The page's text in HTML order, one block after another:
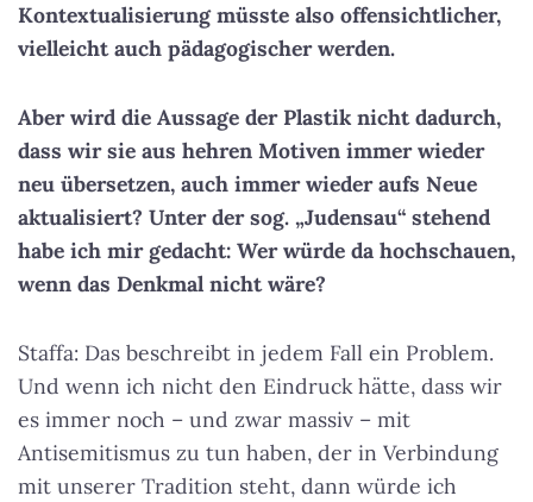
Kontextualisierung müsste also offensichtlicher,
vielleicht auch pädagogischer werden.
Aber wird die Aussage der Plastik nicht dadurch,
dass wir sie aus hehren Motiven immer wieder
neu übersetzen, auch immer wieder aufs Neue
aktualisiert? Unter der sog. „Judensau“ stehend
habe ich mir gedacht: Wer würde da hochschauen,
wenn das Denkmal nicht wäre?
Staffa: Das beschreibt in jedem Fall ein Problem.
Und wenn ich nicht den Eindruck hätte, dass wir
es immer noch – und zwar massiv – mit
Antisemitismus zu tun haben, der in Verbindung
mit unserer Tradition steht, dann würde ich